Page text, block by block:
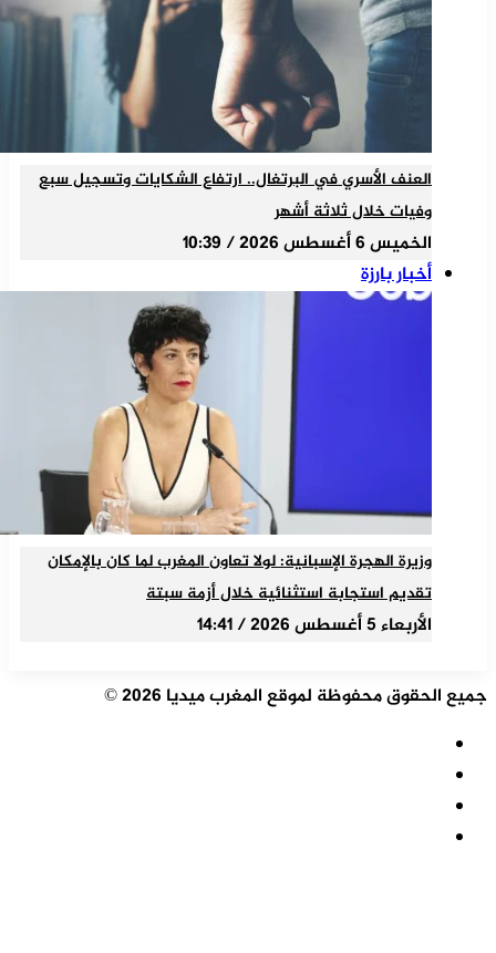
العنف الأسري في البرتغال.. ارتفاع الشكايات وتسجيل سبع
وفيات خلال ثلاثة أشهر
الخميس 6 أغسطس 2026 / 10:39
أخبار بارزة
وزيرة الهجرة الإسبانية: لولا تعاون المغرب لما كان بالإمكان
تقديم استجابة استثنائية خلال أزمة سبتة
الأربعاء 5 أغسطس 2026 / 14:41
جميع الحقوق محفوظة لموقع المغرب ميديا 2026 ©